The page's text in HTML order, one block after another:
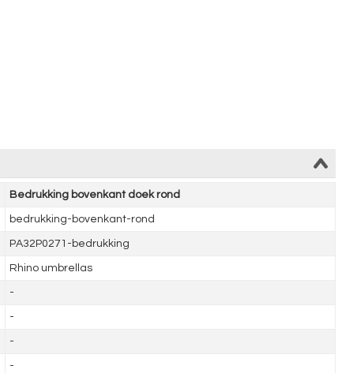
Bedrukking bovenkant doek rond
bedrukking-bovenkant-rond
PA32P0271-bedrukking
Rhino umbrellas
-
-
-
-